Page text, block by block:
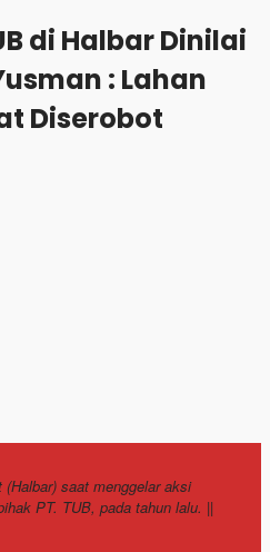
di Halbar Dinilai
: Lahan
Diserobot
(Halbar) saat menggelar aksi
PT. TUB, pada tahun lalu. ||